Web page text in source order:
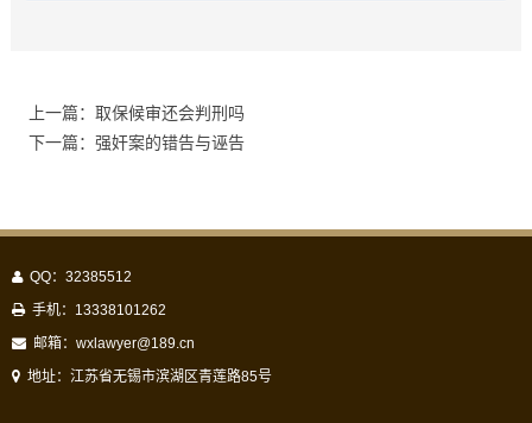
上一篇：取保候审还会判刑吗
下一篇：强奸案的错告与诬告
QQ：32385512
手机：13338101262
邮箱： wxlawyer@189.cn
地址：江苏省无锡市滨湖区青莲路85号